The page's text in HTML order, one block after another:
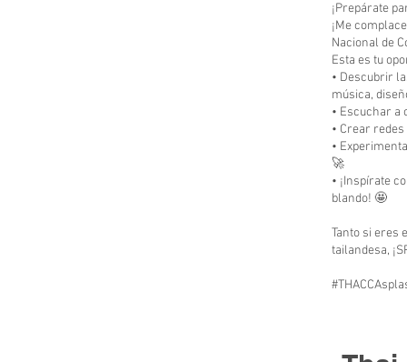
¡Prepárate
¡Me
Nacional de
Esta es tu
• Descubrir
música,
• Escuchar a
• Crear
•
🚀
• ¡Inspírate
blando! 🤩
Tanto si eres
tailandesa,